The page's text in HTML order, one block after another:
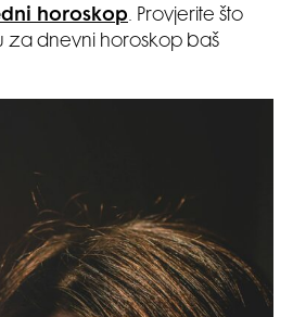
horoskop. Provjerite što
za dnevni horoskop baš